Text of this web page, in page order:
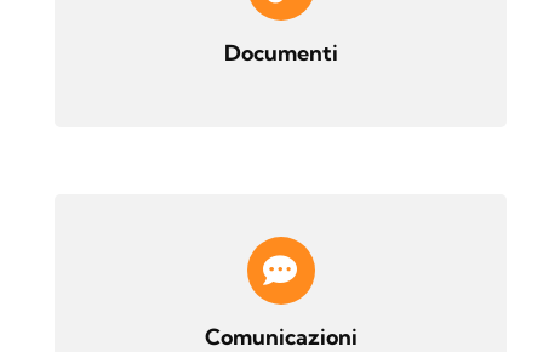
Documenti
Comunicazioni